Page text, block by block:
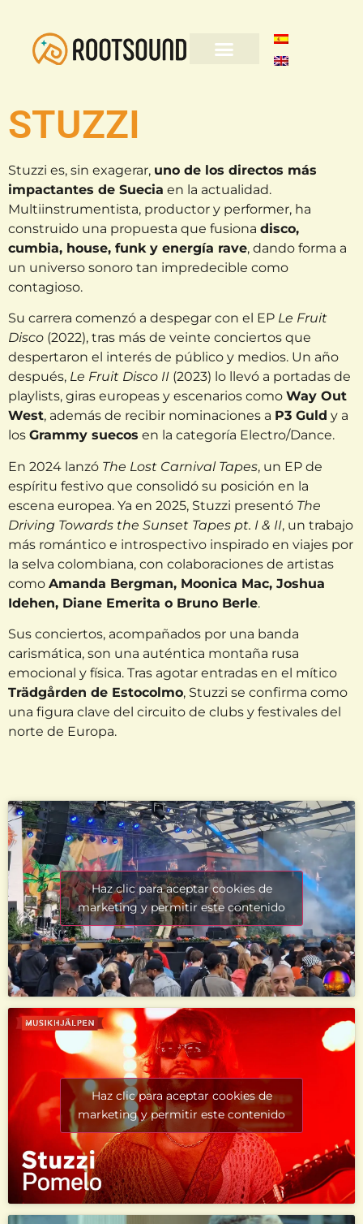
STUZZI
Stuzzi es, sin exagerar, uno de los directos más
impactantes de Suecia en la actualidad.
Multiinstrumentista, productor y performer, ha
construido una propuesta que fusiona disco,
cumbia, house, funk y energía rave, dando forma a
un universo sonoro tan impredecible como
contagioso.
Su carrera comenzó a despegar con el EP Le Fruit
Disco (2022), tras más de veinte conciertos que
despertaron el interés de público y medios. Un año
después, Le Fruit Disco II (2023) lo llevó a portadas de
playlists, giras europeas y escenarios como Way Out
West, además de recibir nominaciones a P3 Guld y a
los Grammy suecos en la categoría Electro/Dance.
En 2024 lanzó The Lost Carnival Tapes, un EP de
espíritu festivo que consolidó su posición en la
escena europea. Ya en 2025, Stuzzi presentó The
Driving Towards the Sunset Tapes pt. I & II, un trabajo
más romántico e introspectivo inspirado en viajes por
la selva colombiana, con colaboraciones de artistas
como Amanda Bergman, Moonica Mac, Joshua
Idehen, Diane Emerita o Bruno Berle.
Sus conciertos, acompañados por una banda
carismática, son una auténtica montaña rusa
emocional y física. Tras agotar entradas en el mítico
Trädgården de Estocolmo, Stuzzi se confirma como
una figura clave del circuito de clubs y festivales del
norte de Europa.
Haz clic para aceptar cookies de
marketing y permitir este contenido
Haz clic para aceptar cookies de
marketing y permitir este contenido